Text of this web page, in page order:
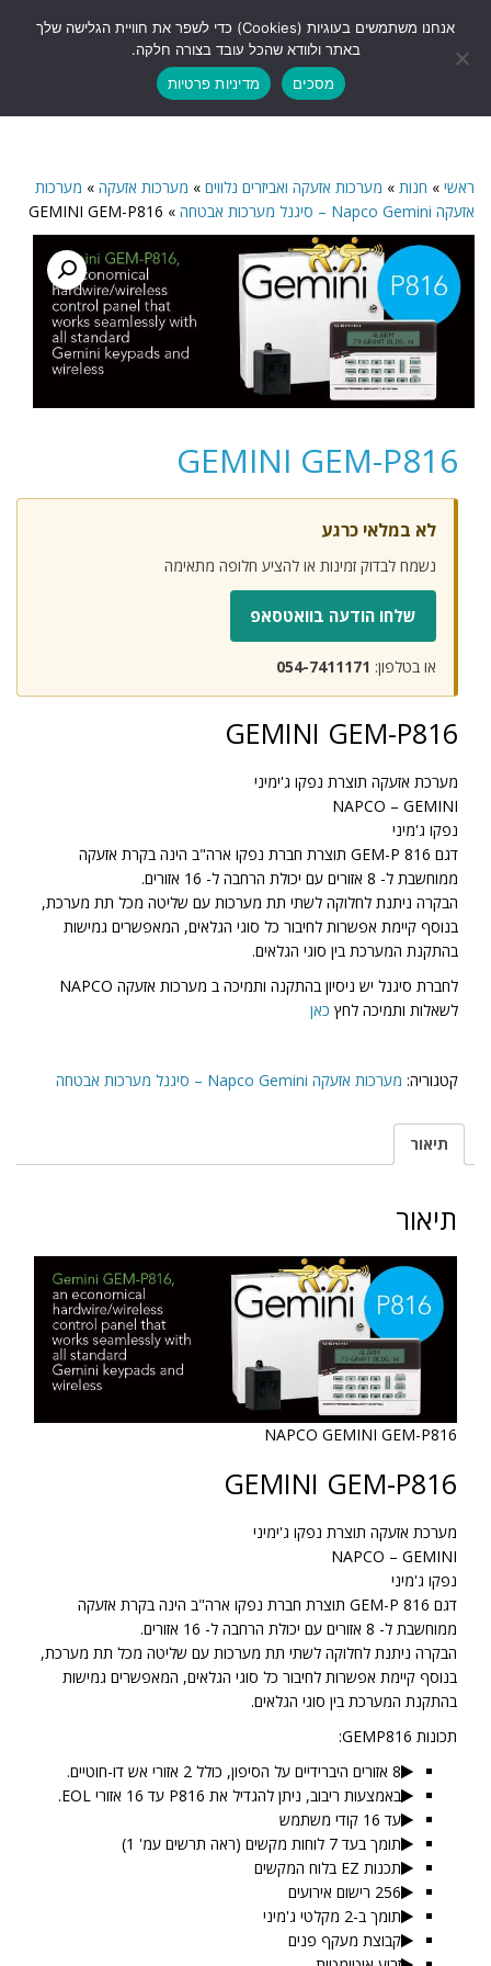
תפריט
ראשי » חנות » מערכות אזעקה ואביזרים נלווים » מערכות אזעקה » מערכות
אזעקה Napco Gemini – סיגנל מערכות אבטחה
»
GEMINI GEM-P816
GEMINI GEM-P816
לא במלאי כרגע
נשמח לבדוק זמינות או להציע חלופה מתאימה
שלחו הודעה בוואטסאפ
או בטלפון: 054-7411171
GEMINI GEM-P816
מערכת אזעקה תוצרת נפקו ג'ימיני
NAPCO – GEMINI
נפקו ג'מיני
דגם 816 GEM-P תוצרת חברת נפקו ארה"ב הינה בקרת אזעקה
ממוחשבת ל- 8 אזורים עם יכולת הרחבה ל- 16 אזורים.
הבקרה ניתנת לחלוקה לשתי תת מערכות עם שליטה מכל תת מערכת,
בנוסף קיימת אפשרות לחיבור כל סוגי הגלאים, המאפשרים גמישות
בהתקנת המערכת בין סוגי הגלאים.
לחברת סיגנל יש ניסיון בהתקנה ותמיכה ב מערכות אזעקה NAPCO
לשאלות ותמיכה לחץ כאן
קטגוריה: מערכות אזעקה Napco Gemini – סיגנל מערכות אבטחה
תיאור
תיאור
NAPCO GEMINI GEM-P816
GEMINI GEM-P816
מערכת אזעקה תוצרת נפקו ג'ימיני
NAPCO – GEMINI
נפקו ג'מיני
דגם 816 GEM-P תוצרת חברת נפקו ארה"ב הינה בקרת אזעקה
ממוחשבת ל- 8 אזורים עם יכולת הרחבה ל- 16 אזורים.
הבקרה ניתנת לחלוקה לשתי תת מערכות עם שליטה מכל תת מערכת,
בנוסף קיימת אפשרות לחיבור כל סוגי הגלאים, המאפשרים גמישות
בהתקנת המערכת בין סוגי הגלאים.
תכונות GEMP816:
8 אזורים היברידיים על הסיפון, כולל 2 אזורי אש דו-חוטיים.
באמצעות ריבוב, ניתן להגדיל את P816 עד 16 אזורי EOL.
עד 16 קודי משתמש
תומך בעד 7 לוחות מקשים (ראה תרשים עמ' 1)
תכנות EZ בלוח המקשים
256 רישום אירועים
תומך ב-2 מקלטי ג'מיני
קבוצת מעקף פנים
אנחנו משתמשים בעוגיות (Cookies) כדי לשפר את חוויית הגלישה שלך
באתר ולוודא שהכל עובד בצורה חלקה.
מסכים
מדיניות פרטיות